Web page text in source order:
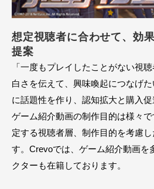
想定視聴者に合わせて、効
提案
「一度もプレイしたことがない視
白さを伝えて、興味喚起につなげ
に話題性を作り、認知拡大と購入促
ゲーム紹介動画の制作目的は様々
定する視聴者層、制作目的を考慮
す。Crevoでは、ゲーム紹介動画を
クターも在籍しております。